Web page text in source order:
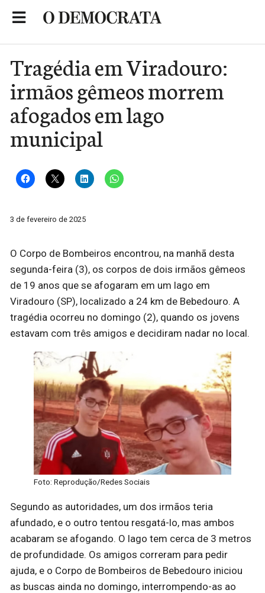
Tragédia em Viradouro:
irmãos gêmeos morrem
afogados em lago
municipal
3 de fevereiro de 2025
O Corpo de Bombeiros encontrou, na manhã desta
segunda-feira (3), os corpos de dois irmãos gêmeos
de 19 anos que se afogaram em um lago em
Viradouro (SP), localizado a 24 km de Bebedouro. A
tragédia ocorreu no domingo (2), quando os jovens
estavam com três amigos e decidiram nadar no local.
Foto: Reprodução/Redes Sociais
Segundo as autoridades, um dos irmãos teria
afundado, e o outro tentou resgatá-lo, mas ambos
acabaram se afogando. O lago tem cerca de 3 metros
de profundidade. Os amigos correram para pedir
ajuda, e o Corpo de Bombeiros de Bebedouro iniciou
as buscas ainda no domingo, interrompendo-as ao